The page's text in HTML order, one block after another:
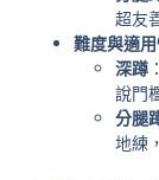
超友
難度與適
深蹲
說門
分腿
地練